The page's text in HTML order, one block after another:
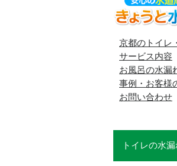
京都のトイレ
サービス内容
お風呂の水漏
事例・お客様
お問い合わせ
トイレの水